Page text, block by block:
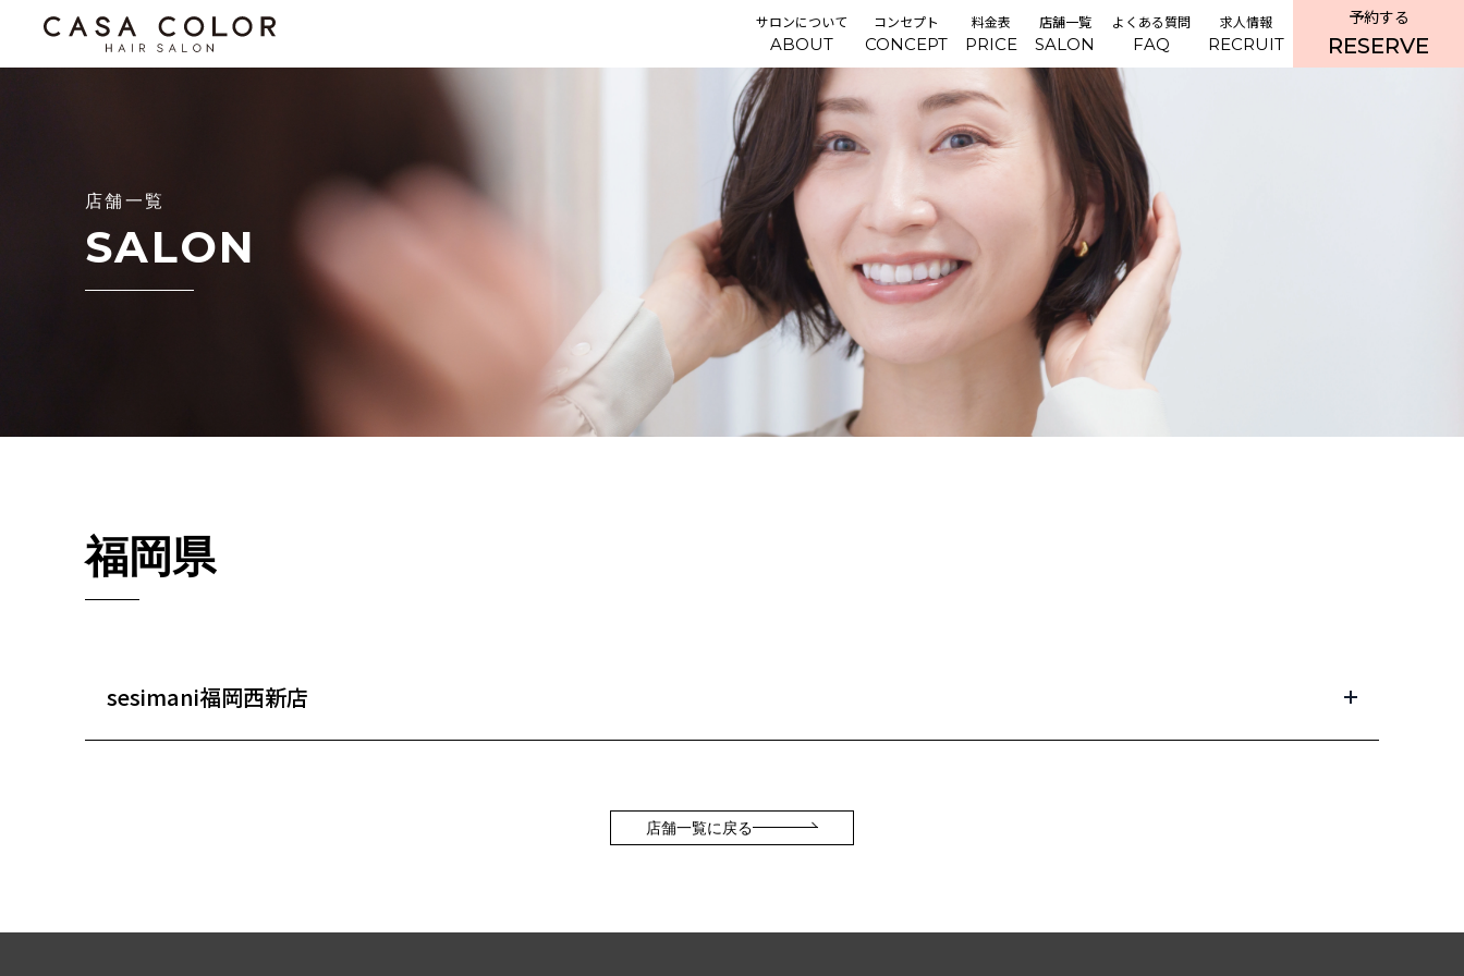
サロンについて
ABOUT
コンセプト
CONCEPT
料金表
PRICE
店舗一覧
SALON
よくある質問
FAQ
求人情報
RECRUIT
予約する
RESERVE
店舗一覧
SALON
福岡県
sesimani福岡西新店
店舗一覧に戻る